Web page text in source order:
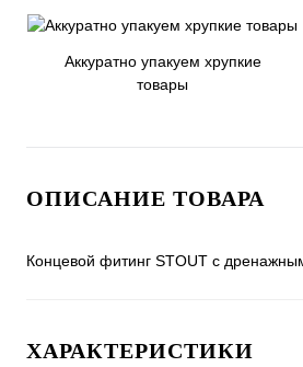
Аккуратно упакуем хрупкие
товары
ОПИСАНИЕ ТОВАРА
Концевой фитинг STOUT с
ХАРАКТЕРИСТИКИ